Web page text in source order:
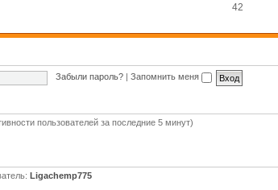
42
Забыли пароль? Запомнить меня
пользователей за последние 5 минут)
Ligachemp775